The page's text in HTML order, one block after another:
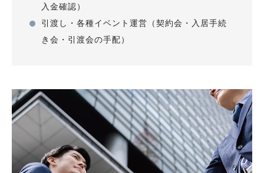
AQUA VISTA(千住大橋)
足立区
308
2015年
丸紅・住友不動産・長谷工コーポレーション
ディアスタ武蔵野翠の邸
武蔵野市
19
2015年
ＪＲ西日本プロパティーズ
グローリオ武蔵関
練馬区
44
2015年
入金確認）
引渡し・各種イベント運営（契約会・入居手続
き会・引渡会の手配）